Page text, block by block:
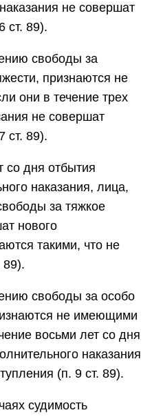
не совершат
ст. 89).
свободы за
признаются не
они в течение трех
не совершат
ст. 89).
со дня отбытия
наказания, лица,
за тяжкое
нового
такими, что не
89).
свободы за особо
не имеющими
восьми лет со дня
наказания
(п. 9 ст. 89).
судимость